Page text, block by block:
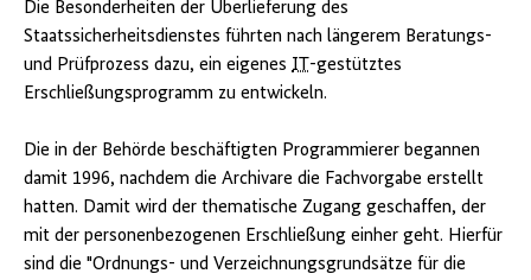
Die Besonderheiten der Überlieferung des
Staatssicherheitsdienstes führten nach längerem Beratungs-
und Prüfprozess dazu, ein eigenes IT-gestütztes
Erschließungsprogramm zu entwickeln.
Die in der Behörde beschäftigten Programmierer begannen
damit 1996, nachdem die Archivare die Fachvorgabe erstellt
hatten. Damit wird der thematische Zugang geschaffen, der
mit der personenbezogenen Erschließung einher geht. Hierfür
sind die "Ordnungs- und Verzeichnungsgrundsätze für die